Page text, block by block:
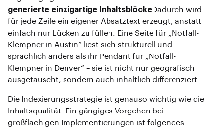
generierte einzigartige InhaltsblöckeDadurch wird
für jede Zeile ein eigener Absatztext erzeugt, anstatt
einfach nur Lücken zu füllen. Eine Seite für „Notfall-
Klempner in Austin“ liest sich strukturell und
sprachlich anders als ihr Pendant für „Notfall-
Klempner in Denver“ – sie ist nicht nur geografisch
ausgetauscht, sondern auch inhaltlich differenziert.
Die Indexierungsstrategie ist genauso wichtig wie die
Inhaltsqualität. Ein gängiges Vorgehen bei
großflächigen Implementierungen ist folgendes: